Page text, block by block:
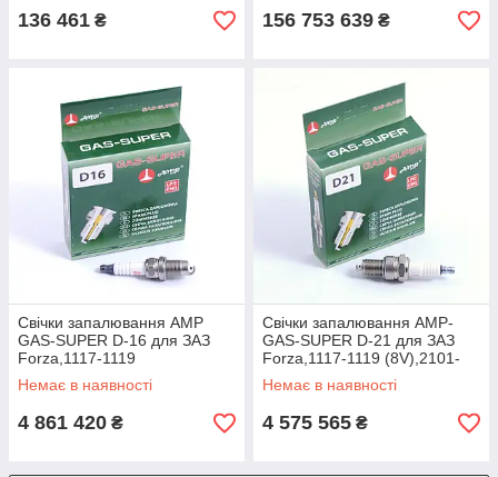
136 461 ₴ 156 753 639 ₴
Свічки запалювання AMP
GAS-SUPER D-16 для ЗАЗ
Forza,1117-1119
(16V),2110і-2112і, (16V)
Lacetti,Aveo,Geely
Немає в наявності
4 861 420 ₴
Свічки запалювання AMP-
GAS-SUPER D-21 для ЗАЗ
Forza,1117-1119 (8V),2101-
21099(8V)Daewoo
Lanos,Nexia(8V),Matiz
Немає в наявності
4 575 565 ₴